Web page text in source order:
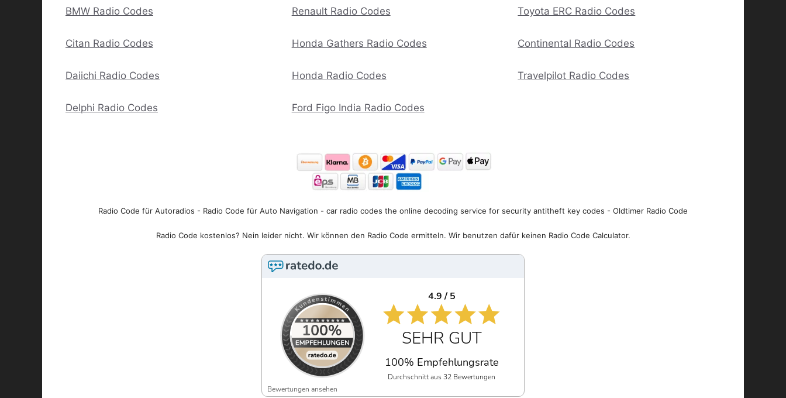
BMW Radio Codes
Citan Radio Codes
Daiichi Radio Codes
Delphi Radio Codes
Renault Radio Codes
Honda Gathers Radio Codes
Honda Radio Codes
Ford Figo India Radio Codes
Toyota ERC Radio Codes
Continental Radio Codes
Travelpilot Radio Codes
Radio Code für Autoradios - Radio Code für Auto Navigation - car radio codes the online decoding service for security antitheft key codes - Oldtimer Radio Code
Radio Code kostenlos? Nein leider nicht. Wir können den Radio Code ermitteln. Wir benutzen dafür keinen Radio Code Calculator.
4.9 / 5
SEHR GUT
100% Empfehlungsrate
Durchschnitt aus 32 Bewertungen
Bewertungen ansehen